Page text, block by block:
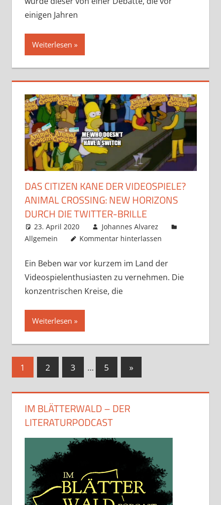
einigen Jahren
Weiterlesen
DAS CITIZEN KANE DER VIDEOSPIELE?
ANIMAL CROSSING: NEW HORIZONS
DURCH DIE TWITTER-BRILLE
23. April 2020
Johannes Alvarez
Allgemein
Kommentar hinterlassen
Ein Beben war vor kurzem im Land der
Videospielenthusiasten zu vernehmen. Die
konzentrischen Kreise, die
Weiterlesen
Seitennummerierung
Beiträge
1 2 3 … 5
Nächste
Beiträge
»
IM BLÄTTERWALD – DER
LITERATURPODCAST